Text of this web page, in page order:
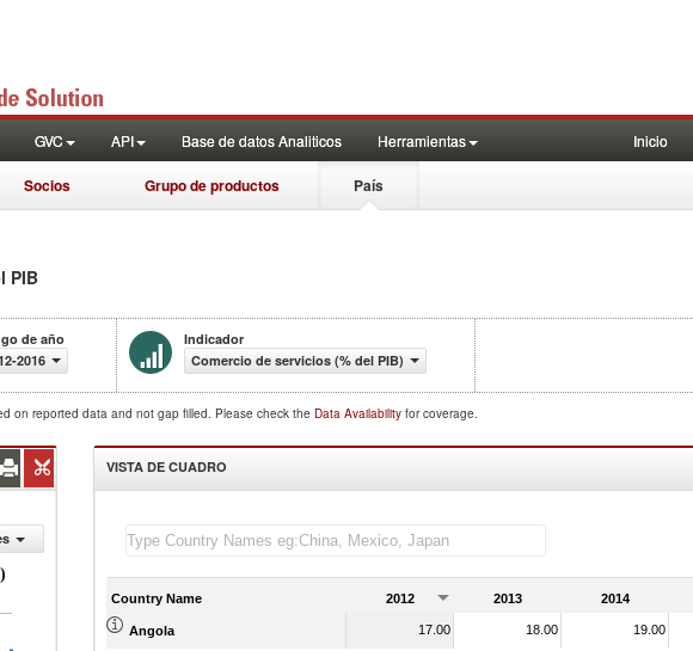
GVC API Base de datos Analiticos Herramientas Inicio
Socios Grupo de productos País
PIB
de año
2016
Indicador
Comercio de servicios (% del PIB)
on reported data and not gap filled. Please check the Data Availability for coverage.
VISTA DE CUADRO
Country Name 2012 2013 2014
Angola 17.00 18.00 19.00